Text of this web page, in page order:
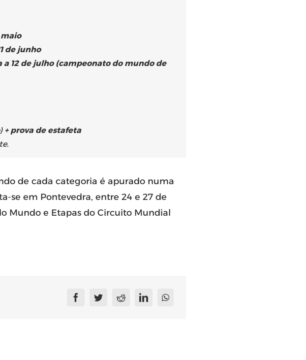
maio
de junho
a 12 de julho (campeonato do mundo de
+ prova de estafeta
de cada categoria é apurado numa
se em Pontevedra, entre 24 e 27 de
Mundo e Etapas do Circuito Mundial